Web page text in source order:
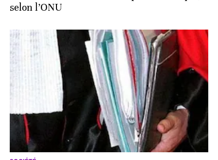
selon l’ONU